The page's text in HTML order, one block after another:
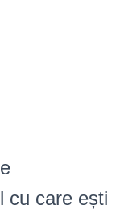
cu care ești